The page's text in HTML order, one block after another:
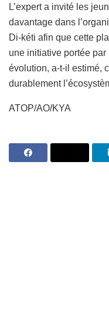
L’expert a invité les
davantage dans
Di-kéti afin que cette
une initiative portée
évolution, a-t-il estimé,
durablement
ATOP/AO/KYA